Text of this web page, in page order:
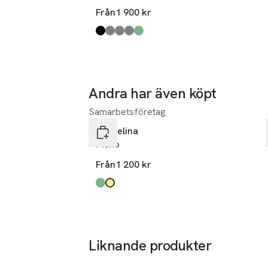
Från1 900 kr
Produkten finns i färgerna:
black,
warm grey,
granit,
linen,
sage,
Andra har även köpt
Hoppa över bildspelet
Samarbetsföretag
Pappelina
Mono
Från1 200 kr
Produkten finns i färgerna:
grön,
gul,
Liknande produkter